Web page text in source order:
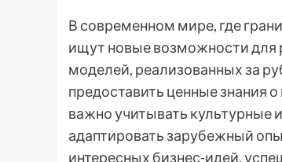
В современном мире, где
ищут новые возможности для
моделей, реализованных за
предоставить ценные знания
важно учитывать культурные
адаптировать зарубежный
интересных бизнес-идей,